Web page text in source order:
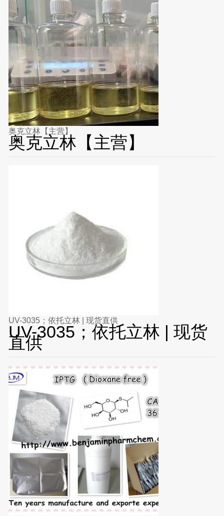
奥克立林【主营】
奥克立林【主营】
UV-3035；依托立林 | 现货直供
UV-3035；依托立林 | 现货
直供